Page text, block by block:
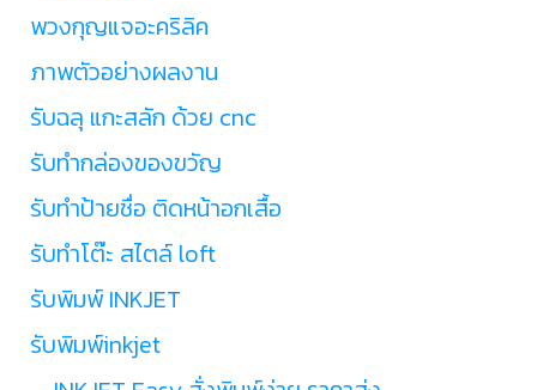
พวงกุญแจอะคริลิค
ภาพตัวอย่างผลงาน
รับฉลุ แกะสลัก ด้วย cnc
รับทำกล่องของขวัญ
รับทำป้ายชื่อ ติดหน้าอกเสื้อ
รับทำโต๊ะ สไตล์ loft
รับพิมพ์ INKJET
รับพิมพ์inkjet